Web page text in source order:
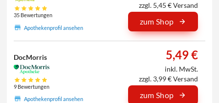
35 Bewertungen
Apothekenprofil ansehen
zzgl. 5,45 € Versand
zum Shop
DocMorris
9 Bewertungen
Apothekenprofil ansehen
5,49 €
inkl. MwSt.
zzgl. 3,99 € Versand
zum Shop